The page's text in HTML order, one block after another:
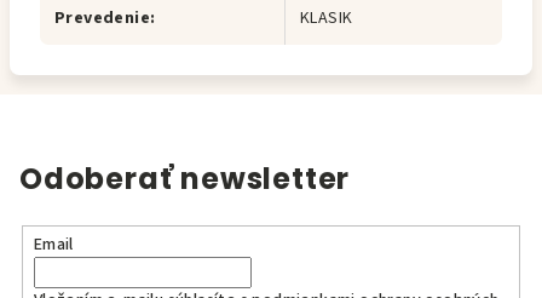
Prevedenie: KLASIK
Odoberať newsletter
Email